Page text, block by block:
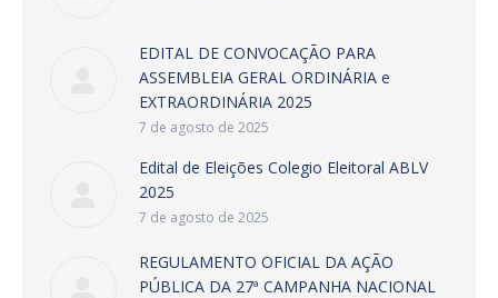
EDITAL DE CONVOCAÇÃO PARA
ASSEMBLEIA GERAL ORDINÁRIA e
EXTRAORDINÁRIA 2025
7 de agosto de 2025
Edital de Eleições Colegio Eleitoral ABLV
2025
7 de agosto de 2025
REGULAMENTO OFICIAL DA AÇÃO
PÚBLICA DA 27ª CAMPANHA NACIONAL